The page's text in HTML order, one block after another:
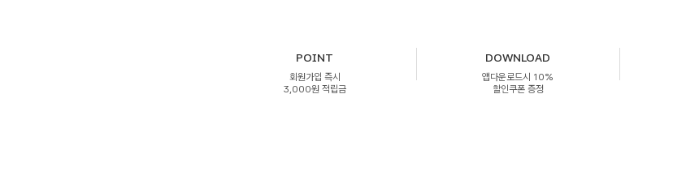
POINT
회원가입 즉시
3,000원 적립금
DOWNLOAD
앱다운로드시 10%
할인쿠폰 증정